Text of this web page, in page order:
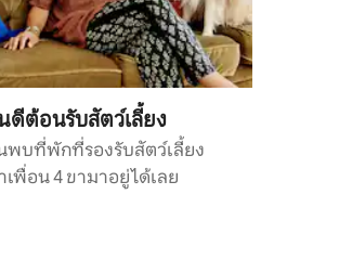
ดีต้อนรับสัตว์เลี้ยง
พบที่พักที่รองรับสัตว์เลี้ยง
เพื่อน 4 ขามาอยู่ได้เลย